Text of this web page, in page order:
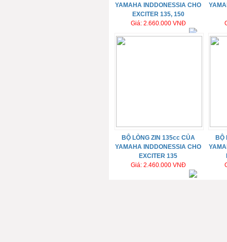
YAMAHA INDDONESSIA CHO
EXCITER 135, 150
Giá: 2.660.000 VNĐ
BỘ LÒNG ZIN 135cc CỦA
YAMAHA INDDONESSIA CHO
EXCITER 135
Giá: 2.460.000 VNĐ
BỘ